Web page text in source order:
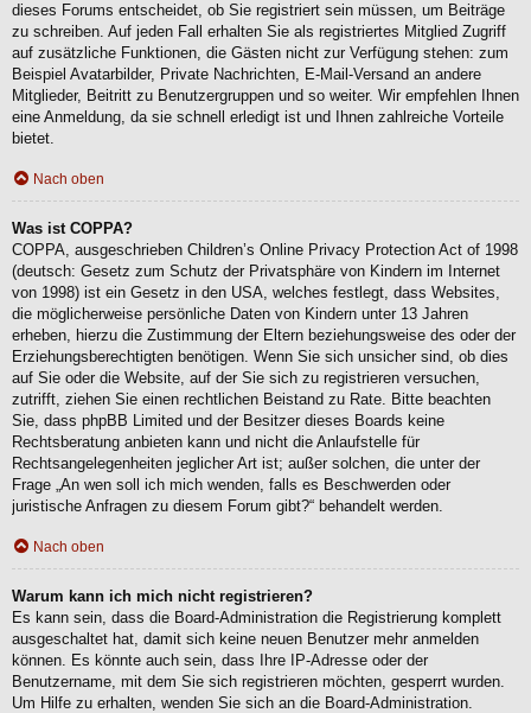
dieses Forums entscheidet, ob Sie registriert sein müssen, um Beiträge
zu schreiben. Auf jeden Fall erhalten Sie als registriertes Mitglied Zugriff
auf zusätzliche Funktionen, die Gästen nicht zur Verfügung stehen: zum
Beispiel Avatarbilder, Private Nachrichten, E-Mail-Versand an andere
Mitglieder, Beitritt zu Benutzergruppen und so weiter. Wir empfehlen Ihnen
eine Anmeldung, da sie schnell erledigt ist und Ihnen zahlreiche Vorteile
bietet.
Nach oben
Was ist COPPA?
COPPA, ausgeschrieben Children’s Online Privacy Protection Act of 1998
(deutsch: Gesetz zum Schutz der Privatsphäre von Kindern im Internet
von 1998) ist ein Gesetz in den USA, welches festlegt, dass Websites,
die möglicherweise persönliche Daten von Kindern unter 13 Jahren
erheben, hierzu die Zustimmung der Eltern beziehungsweise des oder der
Erziehungsberechtigten benötigen. Wenn Sie sich unsicher sind, ob dies
auf Sie oder die Website, auf der Sie sich zu registrieren versuchen,
zutrifft, ziehen Sie einen rechtlichen Beistand zu Rate. Bitte beachten
Sie, dass phpBB Limited und der Besitzer dieses Boards keine
Rechtsberatung anbieten kann und nicht die Anlaufstelle für
Rechtsangelegenheiten jeglicher Art ist; außer solchen, die unter der
Frage „An wen soll ich mich wenden, falls es Beschwerden oder
juristische Anfragen zu diesem Forum gibt?“ behandelt werden.
Nach oben
Warum kann ich mich nicht registrieren?
Es kann sein, dass die Board-Administration die Registrierung komplett
ausgeschaltet hat, damit sich keine neuen Benutzer mehr anmelden
können. Es könnte auch sein, dass Ihre IP-Adresse oder der
Benutzername, mit dem Sie sich registrieren möchten, gesperrt wurden.
Um Hilfe zu erhalten, wenden Sie sich an die Board-Administration.